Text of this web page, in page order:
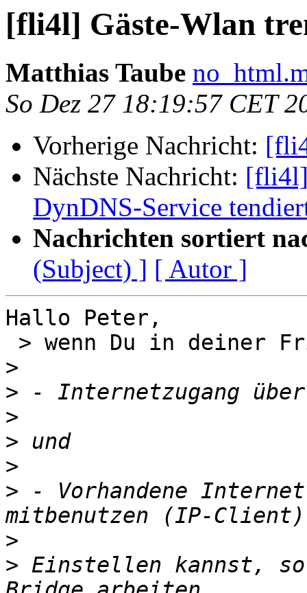
[fli4l] Gäste-Wlan
Matthias Taube
So Dez 27 18:19:57 CET
Vorherige Nachricht:
Nächste Nachricht: [fli4l]
DynDNS-Service
Nachrichten sortiert
(Subject) ] [ Autor ]
Hallo Peter,
>
>
>
>
>
> - Vorhandene
>
> Einstellen kannst,